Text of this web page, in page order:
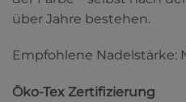
über Jahre bestehen.
Empfohlene Nadelstärke:
Öko-Tex Zertifizierung